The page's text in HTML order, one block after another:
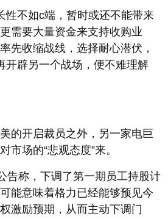
性不如c端，暂时或还不能带来
需要大量资金来支持收购业
先收缩战线，选择耐心潜伏，
开辟另一个战场，便不难理解
的开启裁员之外，另一家电巨
市场的“悲观态度”来。
告称，下调了第一期员工持股计
能意味着格力已经能够预见今
激励预期，从而主动下调门